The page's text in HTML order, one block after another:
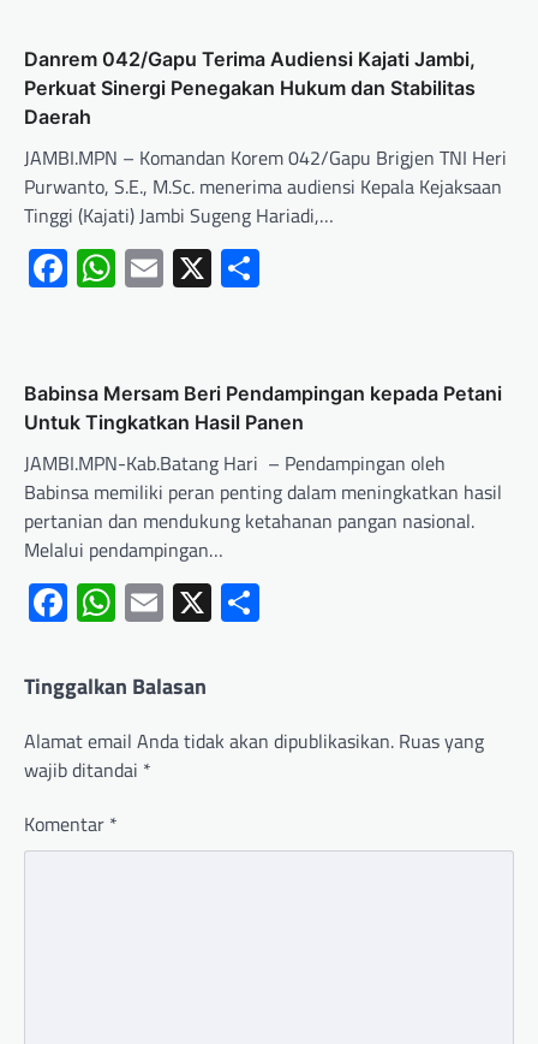
Danrem 042/Gapu Terima Audiensi Kajati Jambi,
Perkuat Sinergi Penegakan Hukum dan Stabilitas
Daerah
JAMBI.MPN – Komandan Korem 042/Gapu Brigjen TNI Heri
Purwanto, S.E., M.Sc. menerima audiensi Kepala Kejaksaan
Tinggi (Kajati) Jambi Sugeng Hariadi,…
Facebook
WhatsApp
Email
X
Babinsa Mersam Beri Pendampingan kepada Petani
Untuk Tingkatkan Hasil Panen
JAMBI.MPN-Kab.Batang Hari – Pendampingan oleh
Babinsa memiliki peran penting dalam meningkatkan hasil
pertanian dan mendukung ketahanan pangan nasional.
Melalui pendampingan…
Facebook
WhatsApp
Email
X
Tinggalkan Balasan
Alamat email Anda tidak akan dipublikasikan. Ruas yang
wajib ditandai *
Komentar *